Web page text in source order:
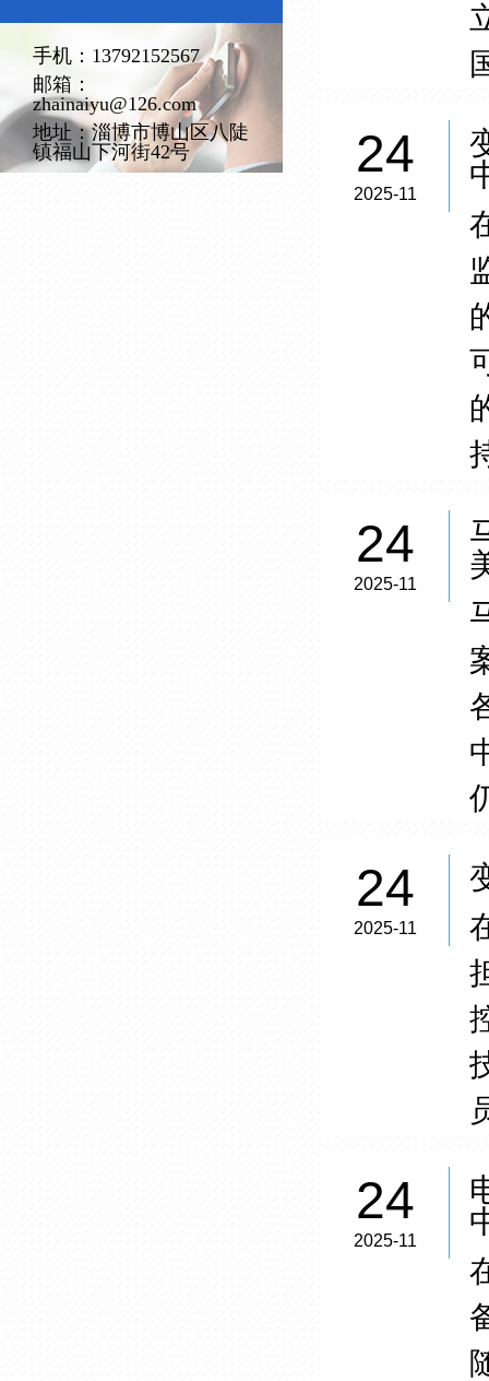
手机：13792152567
邮箱：
zhainaiyu@126.com
地址：淄博市博山区八陡
镇福山下河街42号
24
2025-11
24
2025-11
24
2025-11
24
2025-11